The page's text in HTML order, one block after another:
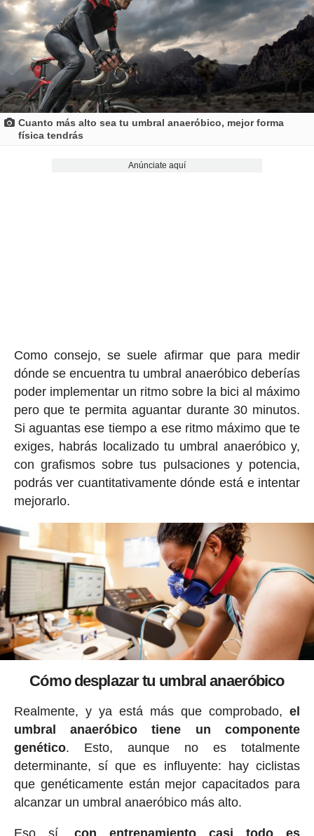
Cuanto más alto sea tu umbral anaeróbico, mejor forma
física tendrás
Anúnciate aquí
Como consejo, se suele afirmar que para medir
dónde se encuentra tu umbral anaeróbico deberías
poder implementar un ritmo sobre la bici al máximo
pero que te permita aguantar durante 30 minutos.
Si aguantas ese tiempo a ese ritmo máximo que te
exiges, habrás localizado tu umbral anaeróbico y,
con grafismos sobre tus pulsaciones y potencia,
podrás ver cuantitativamente dónde está e intentar
mejorarlo.
Cómo desplazar tu umbral anaeróbico
Realmente, y ya está más que comprobado,el
umbral anaeróbico tiene un componente
genético. Esto, aunque no es totalmente
determinante, sí que es influyente: hay ciclistas
que genéticamente están mejor capacitados para
alcanzar un umbral anaeróbico más alto.